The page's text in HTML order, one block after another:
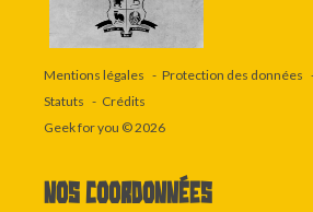
Mentions légales
Protection des données
Statuts
Crédits
Geek for you © 2026
Nos coordonnées